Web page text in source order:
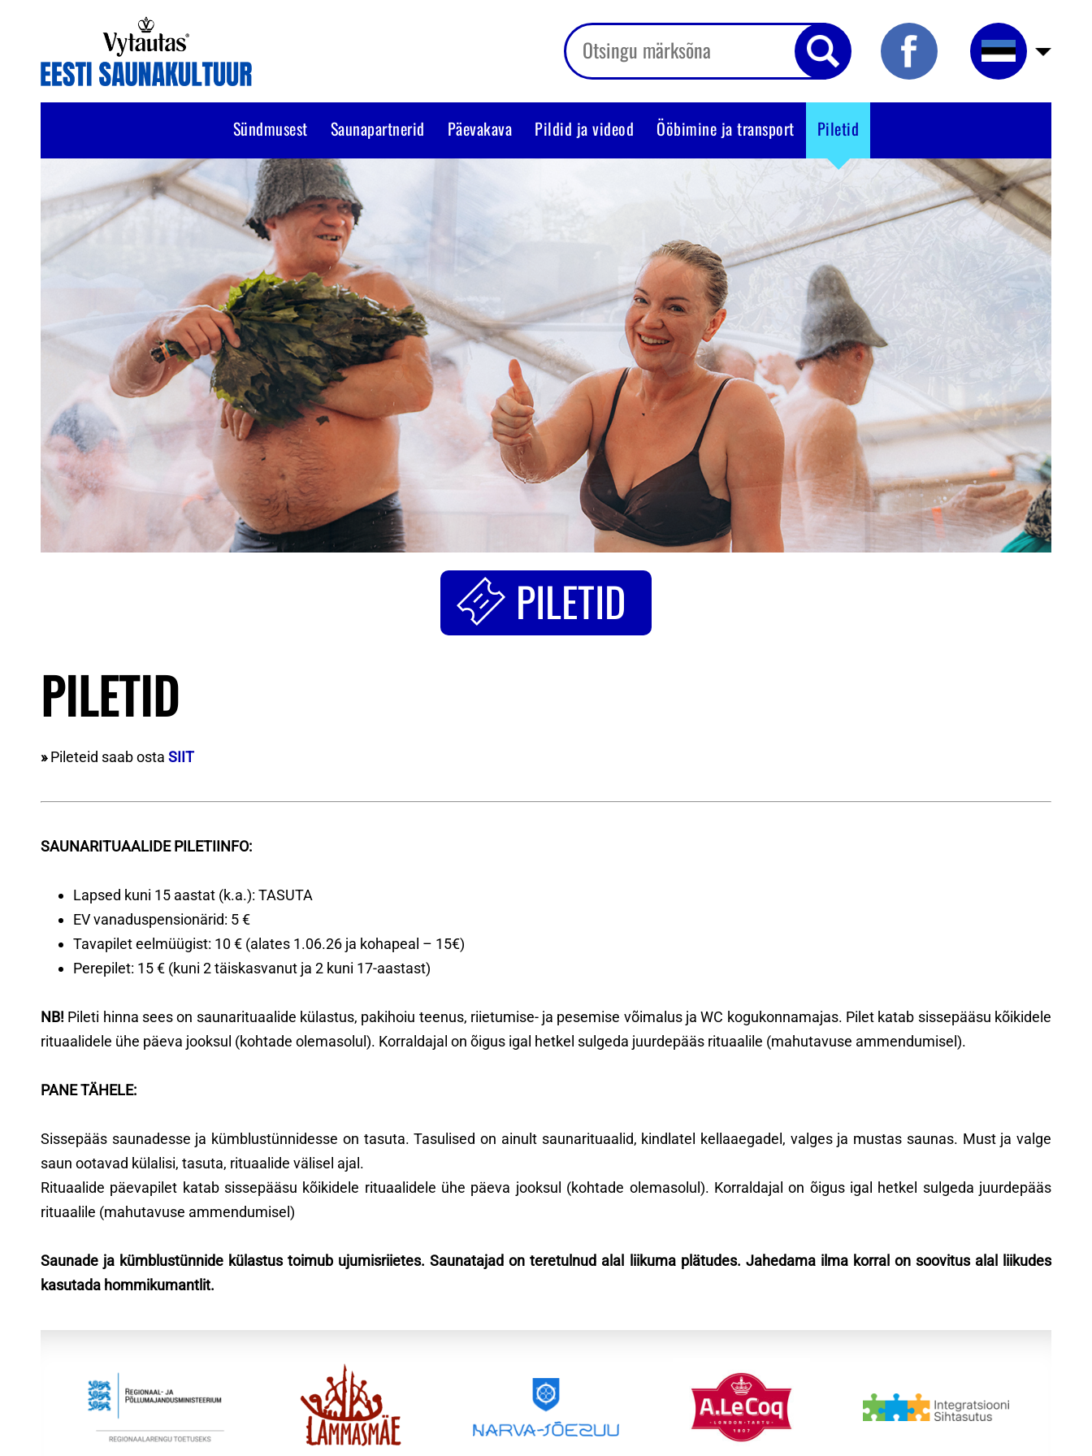
Sündmusest Saunapartnerid Päevakava Pildid ja videod Ööbimine ja transport Piletid
PILETID
PILETID
»Pileteid saab osta SIIT
SAUNARITUAALIDE PILETIINFO:
Lapsed kuni 15 aastat (k.a.): TASUTA
EV vanaduspensionärid: 5 €
Tavapilet eelmüügist: 10 € (alates 1.06.26 ja kohapeal – 15€)
Perepilet: 15 € (kuni 2 täiskasvanut ja 2 kuni 17-aastast)
NB! Pileti hinna sees on saunarituaalide külastus, pakihoiu teenus, riietumise- ja pesemise võimalus ja WC kogukonnamajas. Pilet katab sissepääsu kõikidele
rituaalidele ühe päeva jooksul (kohtade olemasolul). Korraldajal on õigus igal hetkel sulgeda juurdepääs rituaalile (mahutavuse ammendumisel).
PANE TÄHELE:
Sissepääs saunadesse ja kümblustünnidesse on tasuta. Tasulised on ainult saunarituaalid, kindlatel kellaaegadel, valges ja mustas saunas. Must ja valge
saun ootavad külalisi, tasuta, rituaalide välisel ajal.
Rituaalide päevapilet katab sissepääsu kõikidele rituaalidele ühe päeva jooksul (kohtade olemasolul). Korraldajal on õigus igal hetkel sulgeda juurdepääs
rituaalile (mahutavuse ammendumisel)
Saunade ja kümblustünnide külastus toimub ujumisriietes. Saunatajad on teretulnud alal liikuma plätudes. Jahedama ilma korral on soovitus alal liikudes
kasutada hommikumantlit.